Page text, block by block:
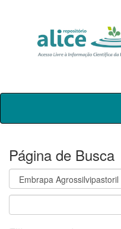
Skip
Página de Busca